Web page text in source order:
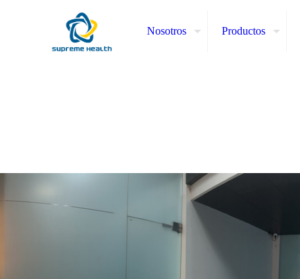
Nosotros Productos